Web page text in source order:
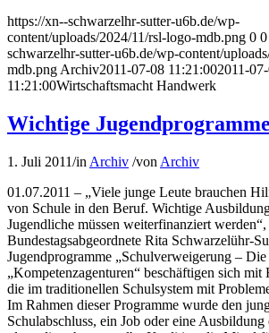
https://xn--schwarzelhr-sutter-u6b.de/wp-
content/uploads/2024/11/rsl-logo-mdb.png 0 0
schwarzelhr-sutter-u6b.de/wp-content/
mdb.pngArchiv2011-07-08 11:21:002011-
11:21:00Wirtschaftsmacht Handwerk
Wichtige
1. Juli 2011/in Archiv /von Archiv
01.07.2011 – „Viele junge Leute brauchen
von Schule in den Beruf. Wichtige
Jugendliche müssen weiterfinanziert
Bundestagsabgeordnete Rita Schwarzelühr-
Jugendprogramme „Schulverweigerung –
„Kompetenzagenturen“ beschäftigen sich mit
die im traditionellen Schulsystem mit
Im Rahmen dieser Programme wurde den
Schulabschluss, ein Job oder eine